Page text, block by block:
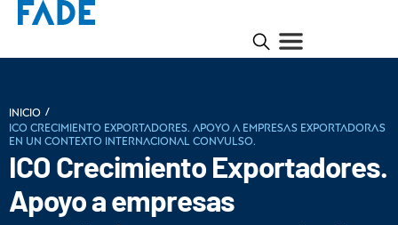
INICIO /
ICO Crecimiento Exportadores. Apoyo a empresas exportadoras
en un contexto internacional convulso.
ICO Crecimiento Exportadores.
Apoyo a empresas